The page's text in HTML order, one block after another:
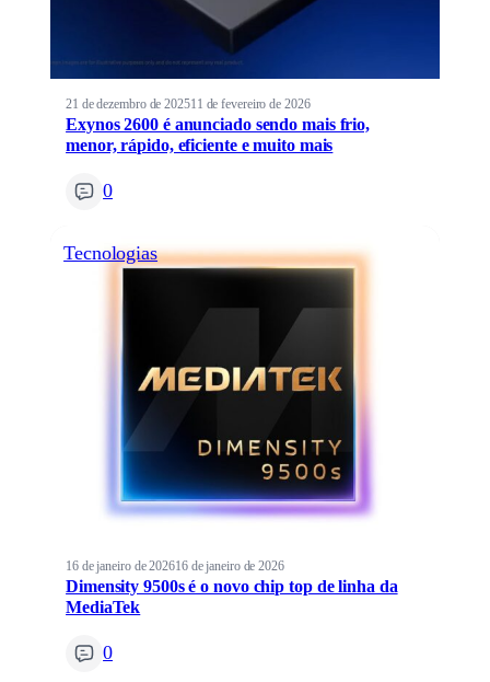
21 de dezembro de 202511 de fevereiro de 2026
Exynos 2600 é anunciado sendo mais frio,
menor, rápido, eficiente e muito mais
0
Tecnologias
16 de janeiro de 202616 de janeiro de 2026
Dimensity 9500s é o novo chip top de linha da
MediaTek
0